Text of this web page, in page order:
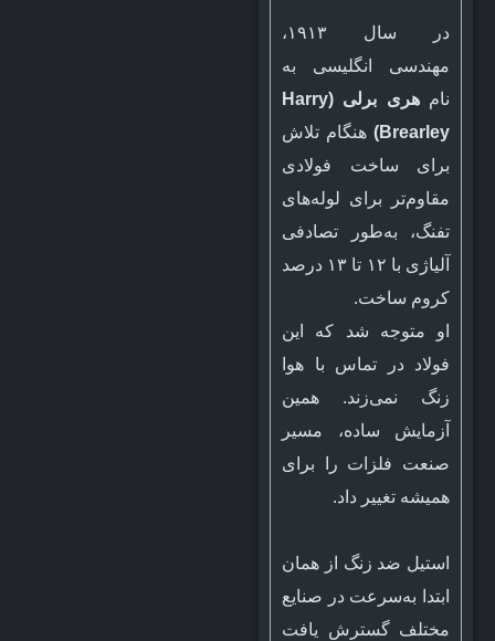
در سال ۱۹۱۳،
مهندسی انگلیسی به
نام
هری برلی (Harry
Brearley)
هنگام تلاش
برای ساخت فولادی
مقاوم‌تر برای لوله‌های
تفنگ، به‌طور تصادفی
آلیاژی با ۱۲ تا ۱۳ درصد
کروم ساخت.
او متوجه شد که این
فولاد در تماس با هوا
زنگ نمی‌زند. همین
آزمایش ساده، مسیر
صنعت فلزات را برای
همیشه تغییر داد.
استیل ضد زنگ از همان
ابتدا به‌سرعت در صنایع
مختلف گسترش یافت